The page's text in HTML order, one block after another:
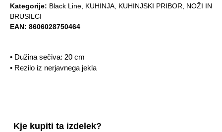
Kategorije: Black Line KUHINJA KUHINJSKI PRIBOR
NOŽI IN
BRUSILCI
EAN: 8606028750464
• Dužina sečiva: 20 cm
• Rezilo iz nerjavnega jekla
Kje kupiti ta izdelek?